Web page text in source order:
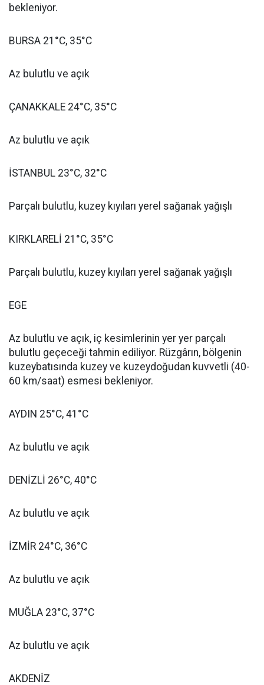
bekleniyor.
BURSA 21°C, 35°C
Az bulutlu ve açık
ÇANAKKALE 24°C, 35°C
Az bulutlu ve açık
İSTANBUL 23°C, 32°C
Parçalı bulutlu, kuzey kıyıları yerel sağanak yağışlı
KIRKLARELİ 21°C, 35°C
Parçalı bulutlu, kuzey kıyıları yerel sağanak yağışlı
EGE
Az bulutlu ve açık, iç kesimlerinin yer yer parçalı
bulutlu geçeceği tahmin ediliyor. Rüzgârın, bölgenin
kuzeybatısında kuzey ve kuzeydoğudan kuvvetli (40-
60 km/saat) esmesi bekleniyor.
AYDIN 25°C, 41°C
Az bulutlu ve açık
DENİZLİ 26°C, 40°C
Az bulutlu ve açık
İZMİR 24°C, 36°C
Az bulutlu ve açık
MUĞLA 23°C, 37°C
Az bulutlu ve açık
AKDENİZ